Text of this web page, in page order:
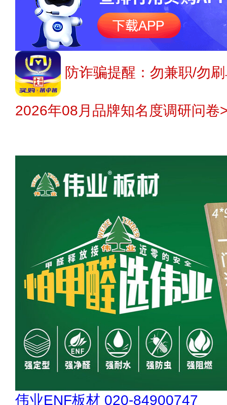
防诈骗提醒：勿兼职/勿
2026年08月品牌知名度调研问卷
欧陆OULU 0760-23220123